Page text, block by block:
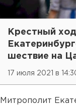
Крестный
шествие на
17 июля 2021 в
Митрополит